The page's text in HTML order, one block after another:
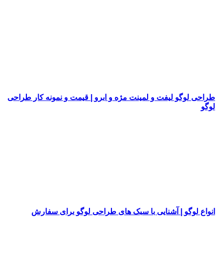
طراحی لوگو لیفت و لمینت مژه و ابرو | قیمت و نمونه کار طراحی
لوگو
انواع لوگو | آشنایی با سبک های طراحی لوگو برای سفارش